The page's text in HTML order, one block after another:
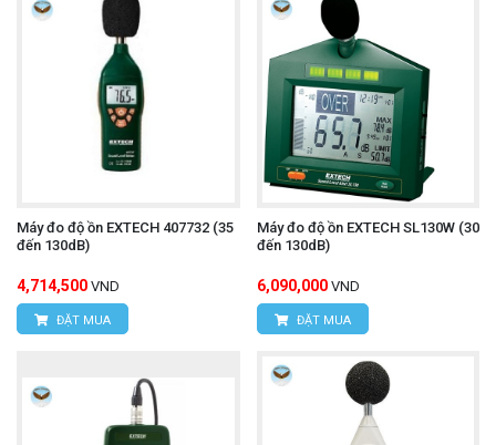
Máy đo độ ồn EXTECH 407732 (35
đến 130dB)
4,714,500 VND
ĐẶT MUA
Máy đo độ ồn EXTECH SL130W (30
đến 130dB)
6,090,000 VND
ĐẶT MUA